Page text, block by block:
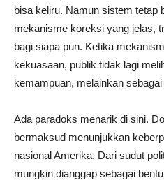
bisa keliru. Namun sistem tetap
mekanisme koreksi yang jelas,
bagi siapa pun. Ketika
kekuasaan, publik tidak lagi
kemampuan, melainkan
Ada paradoks menarik di sini.
bermaksud menunjukkan
nasional Amerika. Dari sudut
mungkin dianggap sebagai